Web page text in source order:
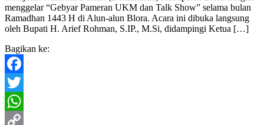
Selama
Ramadhan
Di
menggelar “Gebyar Pameran UKM dan Talk Show” selama bulan
Ramadhan 1443 H di Alun-alun Blora. Acara ini dibuka langsung
oleh Bupati H. Arief Rohman, S.IP., M.Si, didampingi Ketua […]
Bagikan ke:
Facebook
Twitter
WhatsApp